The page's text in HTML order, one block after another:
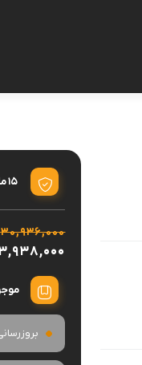
و مصرفی نوشیدنی‌ساز
15 ماه گارانتی نانیوا
۳۰,۹۳۶,۰۰۰